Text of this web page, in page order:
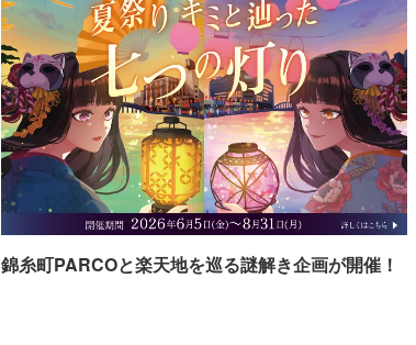
錦糸町PARCOと楽天地を巡る謎解き企画が開催！